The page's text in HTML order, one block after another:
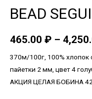
BEAD
465.00 ₽ –
370м/100г, 100% хлопок
пайетки 2 мм, цвет 4
АКЦИЯ ЦЕЛАЯ БОБИНА